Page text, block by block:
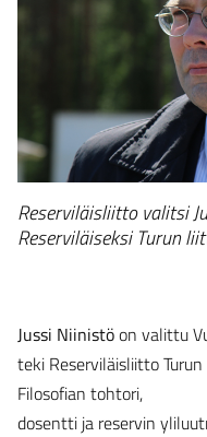
Reserviläisliitto valitsi
Reserviläiseksi Turun
Jussi Niinistöon valittu
teki Reserviläisliitto
Filosofian tohtori,
dosentti ja reservin